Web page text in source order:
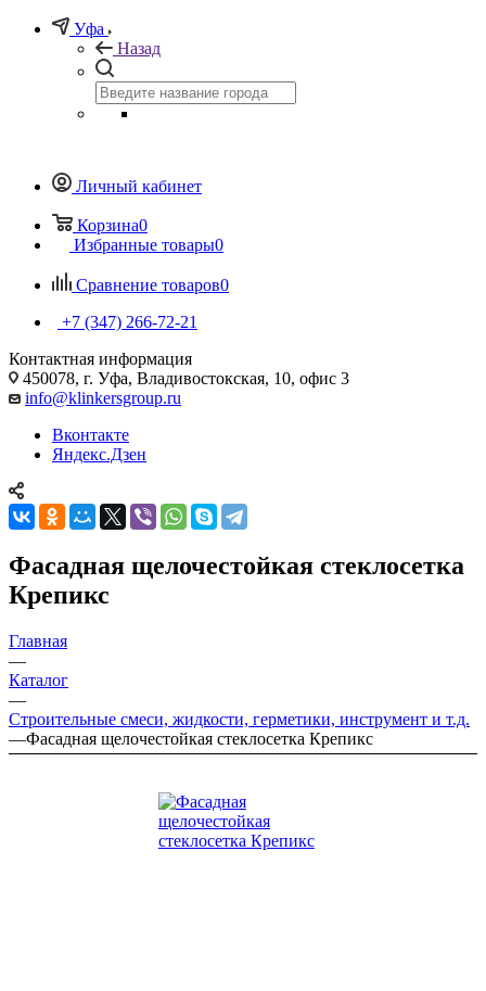
Уфа
Назад
Личный кабинет
Корзина0
Избранные товары0
Сравнение товаров0
+7 (347) 266-72-21
Контактная информация
450078, г. Уфа, Владивостокская, 10, офис 3
info@klinkersgroup.ru
Вконтакте
Яндекс.Дзен
Фасадная щелочестойкая стеклосетка
Крепикс
Главная
—
Каталог
—
Строительные смеси, жидкости, герметики, инструмент и т.д.
—Фасадная щелочестойкая стеклосетка Крепикс